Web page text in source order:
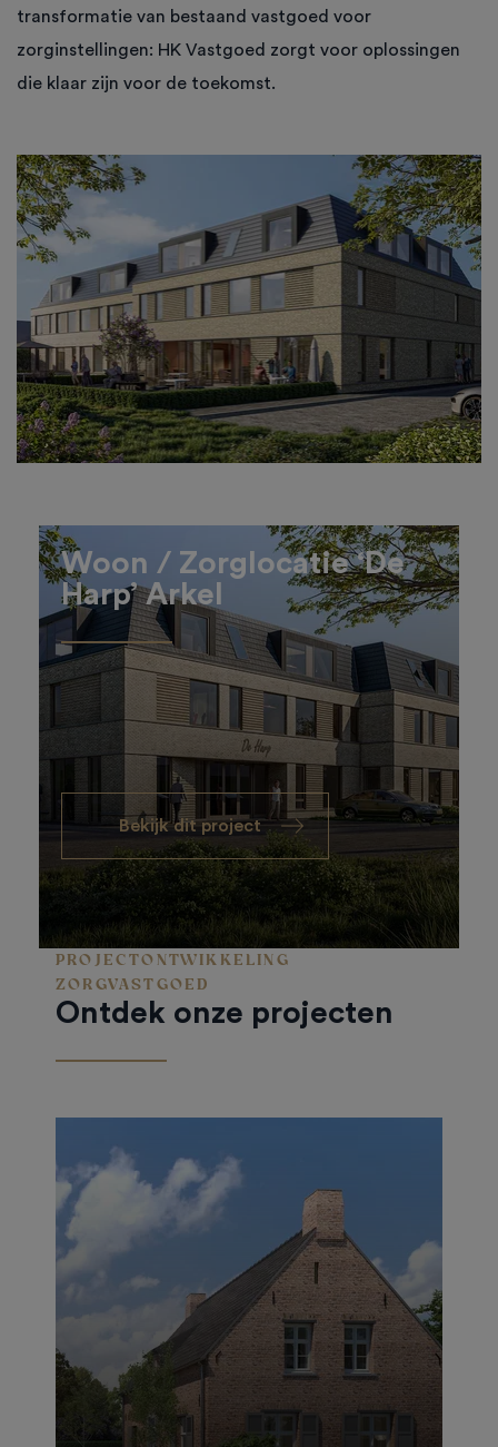
transformatie van bestaand vastgoed voor
zorginstellingen: HK Vastgoed zorgt voor oplossingen
die klaar zijn voor de toekomst.
Woon / Zorglocatie ‘De
Harp’ Arkel
Bekijk dit project
PROJECTONTWIKKELING
ZORGVASTGOED
Ontdek onze projecten